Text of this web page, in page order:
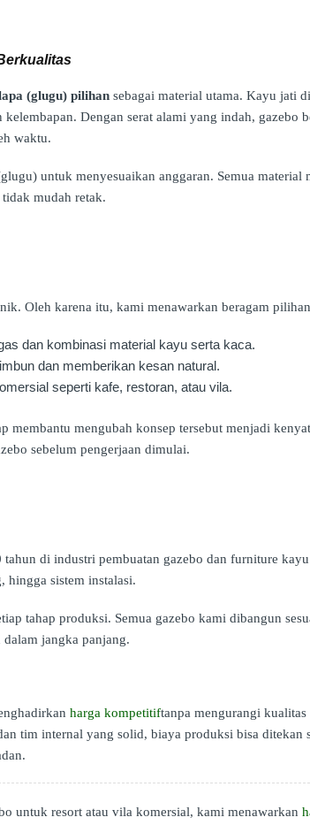
(glugu) pilihan sebagai material utama. Kayu jati
Dengan serat alami yang indah, gazebo
waktu.
untuk menyesuaikan anggaran. Semua material
mudah retak.
Oleh karena itu, kami menawarkan beragam
dan kombinasi material kayu serta kaca.
dan memberikan kesan natural.
seperti kafe, restoran, atau vila.
mengubah konsep tersebut menjadi
sebelum pengerjaan dimulai.
di industri pembuatan gazebo dan furniture
hingga sistem instalasi.
tahap produksi. Semua gazebo kami dibangun
dalam jangka panjang.
harga kompetitiftanpa mengurangi kualitas
tim internal yang solid, biaya produksi bisa ditekan
untuk resort atau vila komersial, kami menawarkan